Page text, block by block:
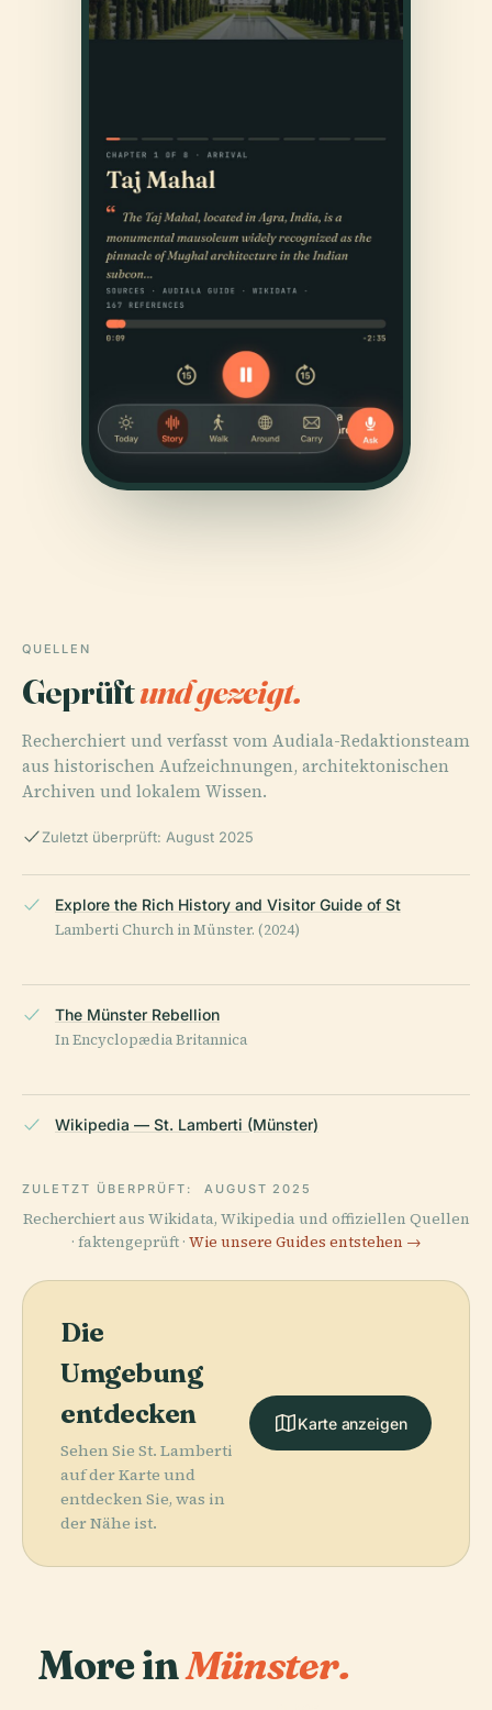
QUELLEN
Geprüftund gezeigt.
Recherchiert und verfasst vom Audiala-Redaktionsteam
aus historischen Aufzeichnungen, architektonischen
Archiven und lokalem Wissen.
Zuletzt überprüft: August 2025
Explore the Rich History and Visitor Guide of St
Lamberti Church in Münster. (2024)
The Münster Rebellion
In Encyclopædia Britannica
Wikipedia — St. Lamberti (Münster)
ZULETZT ÜBERPRÜFT: AUGUST 2025
Recherchiert aus Wikidata, Wikipedia und offiziellen Quellen
· faktengeprüft · Wie unsere Guides entstehen →
Die
Umgebung
entdecken
Sehen Sie St. Lamberti
auf der Karte und
entdecken Sie, was in
der Nähe ist.
Karte anzeigen
More inMünster.